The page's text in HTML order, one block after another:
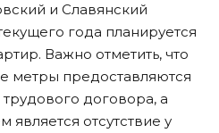
и Славянский
года планируется
Важно отметить, что
метры предоставляются
договора, а
является отсутствие у